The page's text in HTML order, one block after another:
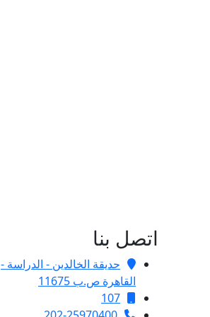
اتصل بنا
حديقة الخالدين - الدراسة -
القاهرة ص.ب 11675
107